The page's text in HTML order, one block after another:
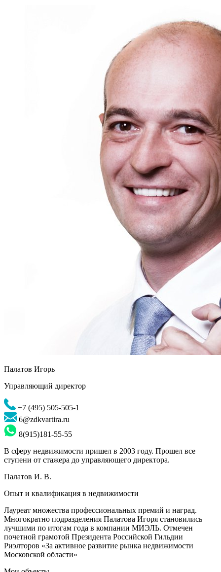
Палатов Игорь
Управляющий директор
+7 (495) 505-505-1
6@zdkvartira.ru
8(915)181-55-55
В сферу недвижимости пришел в 2003 году. Прошел все
ступени от стажера до управляющего директора.
Палатов И. В.
Опыт и квалификация в недвижимости
Лауреат множества профессиональных премий и наград.
Многократно подразделения Палатова Игоря становились
лучшими по итогам года в компании МИЭЛЬ. Отмечен
почетной грамотой Президента Российской Гильдии
Риэлторов «За активное развитие рынка недвижимости
Московской области»